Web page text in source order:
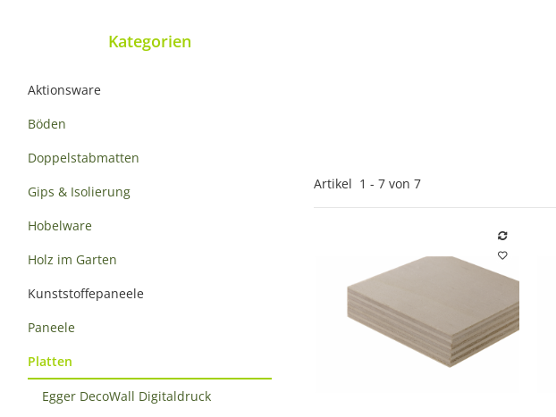
Artikel 1 - 7 von 7
Kategorien
Aktionsware
Böden
Doppelstabmatten
Gips & Isolierung
Hobelware
Holz im Garten
Kunststoffepaneele
Paneele
Platten
Egger DecoWall Digitaldruck